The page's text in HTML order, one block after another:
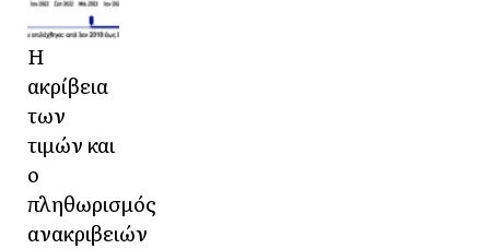
Η
ακρίβεια
των
τιμών και
ο
πληθωρισμός
ανακριβειών